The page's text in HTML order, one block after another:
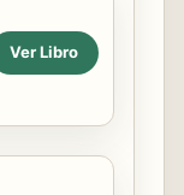
Ver Libro